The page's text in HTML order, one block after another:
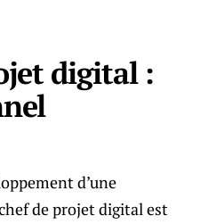
digital :
d’une
de projet digital est